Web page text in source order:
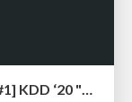
[情報検索/推薦 各社合同 論文読み祭 #1] KDD ‘20 "Embedding-based Retrieval in Facebook Search"